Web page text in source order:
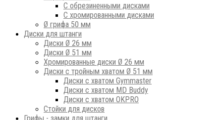
С обрезиненными дисками
С хромированными дисками
Ø грифа 50 мм
Диски для штанги
Диски Ø 26 мм
Диски Ø 51 мм
Хромированные диски Ø 26 мм
Диски с тройным хватом Ø 51 мм
Диски с хватом Gymmaster
Диски с хватом MD Buddy
Диски с хватом OKPRO
Стойки для дисков